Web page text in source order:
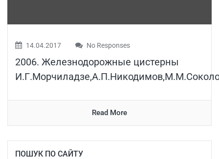
14.04.2017 No Responses
2006. Железнодорожные цистерны
Read More
ПОШУК ПО САЙТУ